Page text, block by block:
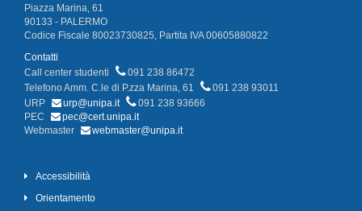
Piazza Marina, 61
90133 - PALERMO
Codice Fiscale 80023730825, Partita IVA 00605880822
Contatti
Call center studenti
091 238 86472
Telefono Amm. C.le di P.zza Marina, 61
091 238 93011
URP
urp@unipa.it
091 238 93666
PEC
pec@cert.unipa.it
Webmaster
webmaster@unipa.it
Accessibilità
Orientamento